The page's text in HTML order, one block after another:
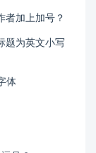
者加上加号？
题为英文小写
体